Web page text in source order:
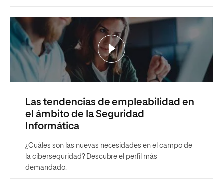
Las tendencias de empleabilidad en
el ámbito de la Seguridad
Informática
¿Cuáles son las nuevas necesidades en el campo de
la ciberseguridad? Descubre el perfil más
demandado.